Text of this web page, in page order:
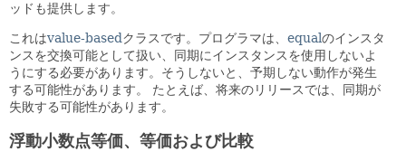
ッドも提供します。
これはvalue-based クラスです。プログラマは、 equalのインスタ
ンスを交換可能として扱い、同期にインスタンスを使用しないよ
うにする必要があります。そうしないと、予期しない動作が発生
する可能性があります。
たとえば、将来のリリースでは、同期が
失敗する可能性があります。
浮動小数点等価、等価および比較